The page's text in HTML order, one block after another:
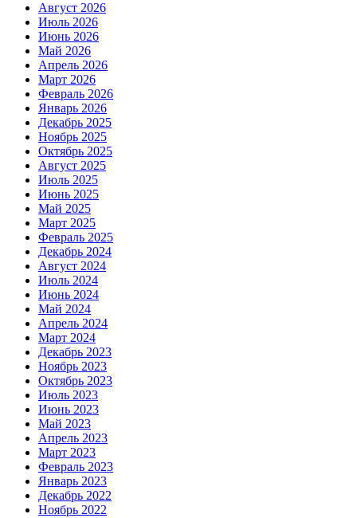
Август 2026
Июль 2026
Июнь 2026
Май 2026
Апрель 2026
Март 2026
Февраль 2026
Январь 2026
Декабрь 2025
Ноябрь 2025
Октябрь 2025
Август 2025
Июль 2025
Июнь 2025
Май 2025
Март 2025
Февраль 2025
Декабрь 2024
Август 2024
Июль 2024
Июнь 2024
Май 2024
Апрель 2024
Март 2024
Декабрь 2023
Ноябрь 2023
Октябрь 2023
Июль 2023
Июнь 2023
Май 2023
Апрель 2023
Март 2023
Февраль 2023
Январь 2023
Декабрь 2022
Ноябрь 2022